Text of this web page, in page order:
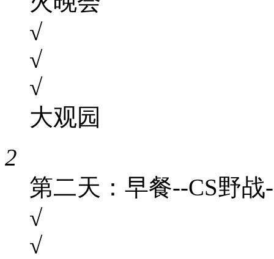
√
√
√
大观园
2
第二天：早餐--CS野
√
√